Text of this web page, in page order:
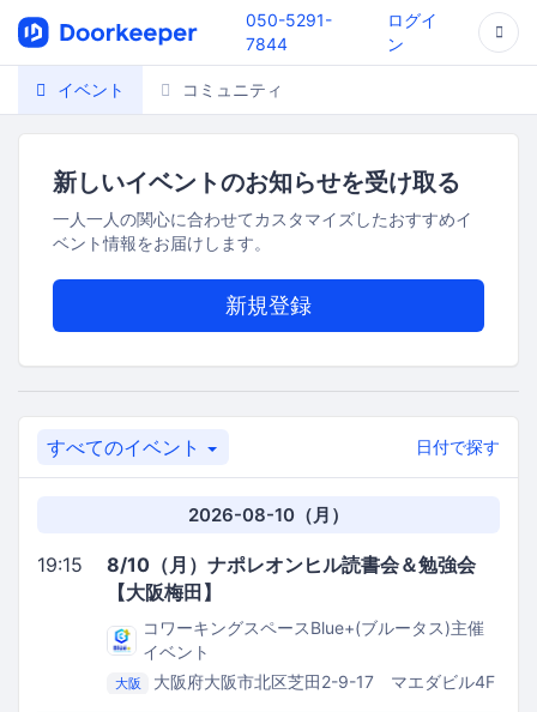
050-5291-
7844
ログイ
ン
イベント コミュニティ
新しいイベントのお知らせを受け取る
一人一人の関心に合わせてカスタマイズしたおすすめイ
ベント情報をお届けします。
新規登録
すべてのイベント 日付で探す
2026-08-10（月）
19:15
8/10（月）ナポレオンヒル読書会＆勉強会
【大阪梅田】
コワーキングスペースBlue+(ブルータス)主催
イベント
大阪
大阪府大阪市北区芝田2-9-17 マエダビル4F